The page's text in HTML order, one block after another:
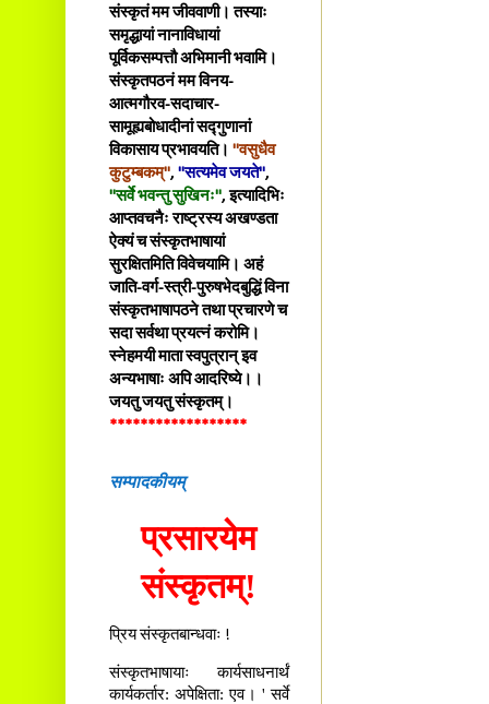
संस्कृतं मम जीववाणी। तस्याः
समृद्धायां नानाविधायां
पूर्विकसम्पत्तौ अभिमानी भवामि।
संस्कृतपठनं मम विनय-
आत्मगौरव-सदाचार-
सामूह्यबोधादीनां सद्गुणानां
विकासाय प्रभावयति। "वसुधैव
कुटुम्बकम्", "सत्यमेव जयते",
"सर्वे भवन्तु सुखिनः", इत्यादिभिः
आप्तवचनैः राष्ट्रस्य अखण्डता
ऐक्यं च संस्कृतभाषायां
सुरक्षितमिति विवेचयामि। अहं
जाति-वर्ग-स्त्री-पुरुषभेदबुद्धिं विना
संस्कृतभाषापठने तथा प्रचारणे च
सदा सर्वथा प्रयत्नं करोमि।
स्नेहमयी माता स्वपुत्रान् इव
अन्यभाषाः अपि आदरिष्ये।।
जयतु जयतु संस्कृतम्।
******************
सम्पादकीयम्
प्रसारयेम
संस्कृतम्!
प्रिय संस्कृतबान्धवाः !
संस्कृतभाषायाः कार्यसाधनार्थं
कार्यकर्तार: अपेक्षिता: एव। ' सर्वे